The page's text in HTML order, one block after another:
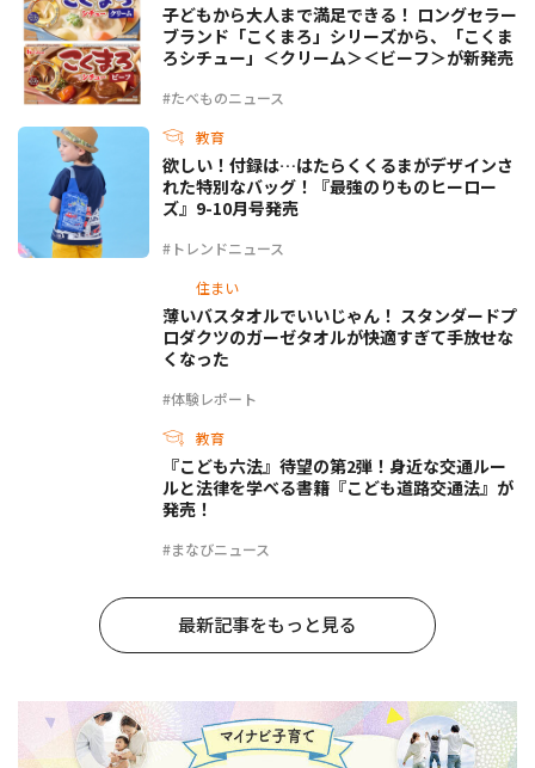
#たべものニュース
子どもから大人まで満足できる！ ロングセラー
ブランド「こくまろ」シリーズから、「こくま
ろシチュー」＜クリーム＞＜ビーフ＞が新発売
教育
#トレンドニュース
欲しい！付録は…はたらくくるまがデザインさ
れた特別なバッグ！『最強のりものヒーロー
ズ』9-10月号発売
住まい
#体験レポート
薄いバスタオルでいいじゃん！ スタンダードプ
ロダクツのガーゼタオルが快適すぎて手放せな
くなった
教育
#まなびニュース
『こども六法』待望の第2弾！身近な交通ルー
ルと法律を学べる書籍『こども道路交通法』が
発売！
最新記事をもっと見る